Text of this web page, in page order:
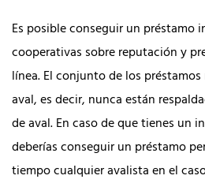
Es posible conseguir un préstamo
cooperativas sobre reputación y
línea. El conjunto de los
aval, es decir, nunca están
de aval. En caso de que tienes un
deberías conseguir un préstamo
tiempo cualquier avalista en el